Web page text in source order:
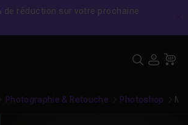
de réduction sur votre prochaine
Photographie & Retouche Photoshop